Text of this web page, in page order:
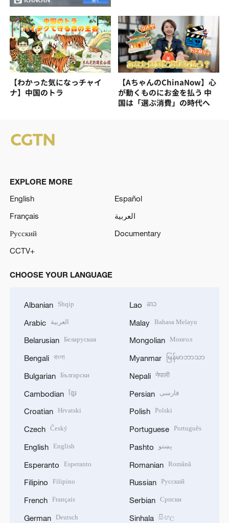
【わかった気になっチャイ
ナ】中国のトラ
【AちゃんのChinaNow】心
が動くものにお金を払う 中
国は「選ぶ消費」の時代へ
EXPLORE MORE
English
Español
Français
العربية
Русский
Documentary
CCTV+
CHOOSE YOUR LANGUAGE
Albanian Shqip
Arabic العربية
Belarusian Беларуская
Bengali বাংলা
Bulgarian Български
Cambodian ខ្មែរ
Croatian Hrvatski
Czech Český
English English
Esperanto Esperanto
Filipino Filipino
French Français
German Deutsch
Lao ລາວ
Malay Bahasa Melayu
Mongolian Монгол
Myanmar မြန်မာဘာသာ
Nepali नेपाली
Persian فارسی
Polish Polski
Portuguese Português
Pashto پښتو
Romanian Română
Russian Русский
Serbian Српски
Sinhala සිංහල